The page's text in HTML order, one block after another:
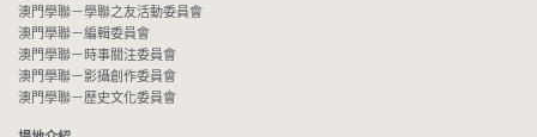
澳門學聯－學聯之友活動委員會
澳門學聯－編輯委員會
澳門學聯－時事關注委員會
澳門學聯－影攝創作委員會
澳門學聯－歷史文化委員會